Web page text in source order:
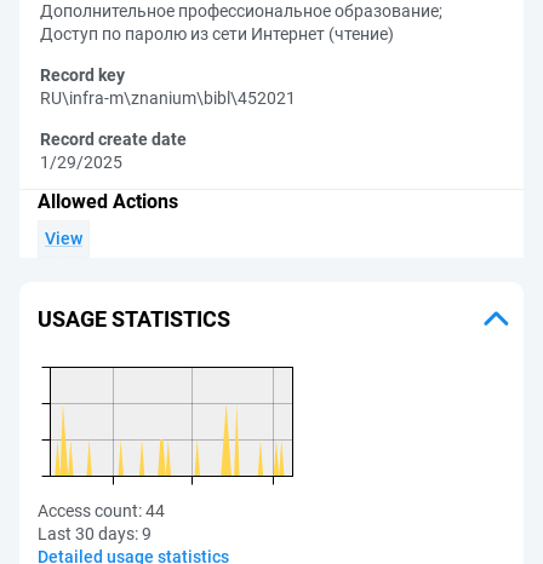
Дополнительное профессиональное образование;
Доступ по паролю из сети Интернет (чтение)
Record key
RU\infra-m\znanium\bibl\452021
Record create date
1/29/2025
Allowed Actions
View
USAGE STATISTICS
Access count:44
Last 30 days:9
Detailed usage statistics